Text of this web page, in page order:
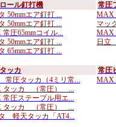
ール釘打機
50mmエア釘打 ...
50mmエア釘打 ...
圧65mmコイル...
50mmエア釘打 ...
65mmエア釘打 ...
常圧
MAX
マッ
MAX
日立
ッカ
常圧タッカ（4ミリ常...
タッカ （常圧） ...
圧ステープル用エ...
タッカ （常圧） ...
軽天タッカ「AT4...
常圧
MAX